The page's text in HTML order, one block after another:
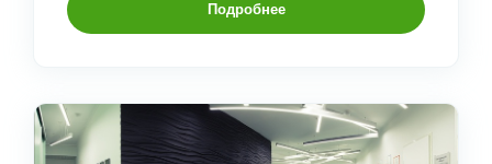
Подробнее